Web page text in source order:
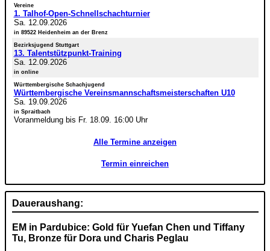
Vereine
1. Talhof-Open-Schnellschachturnier
Sa. 12.09.2026
in 89522 Heidenheim an der Brenz
Bezirksjugend Stuttgart
13. Talentstützpunkt-Training
Sa. 12.09.2026
in online
Württembergische Schachjugend
Württembergische Vereinsmannschaftsmeisterschaften U10
Sa. 19.09.2026
in Spraitbach
Voranmeldung bis Fr. 18.09. 16:00 Uhr
Alle Termine anzeigen
Termin einreichen
Daueraushang:
EM in Pardubice: Gold für Yuefan Chen und Tiffany
Tu, Bronze für Dora und Charis Peglau